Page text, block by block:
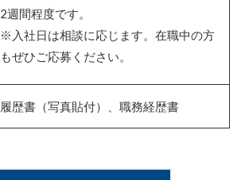
2週間程度です。
※入社日は相談に応じます。在職中の方
もぜひご応募ください。
履歴書（写真貼付）、職務経歴書